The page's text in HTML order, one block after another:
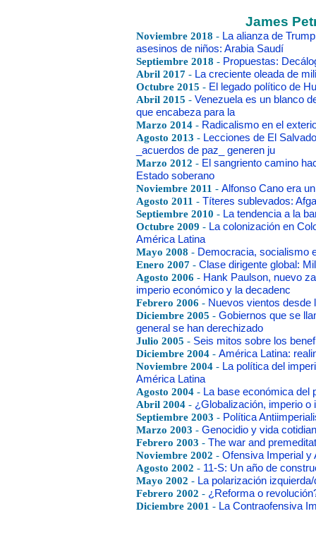
James
Noviembre 2018 - La alianza de
asesinos de niños: Arabia Saudí
Septiembre 2018 - Propuestas:
Abril 2017 - La creciente oleada de
Octubre 2015 - El legado político de
Abril 2015 - Venezuela es un blanco
que encabeza para la
Marzo 2014 - Radicalismo en el
Agosto 2013 - Lecciones de El
_acuerdos de paz_ generen ju
Marzo 2012 - El sangriento camino
Estado soberano
Noviembre 2011 - Alfonso Cano era
Agosto 2011 - Títeres sublevados:
Septiembre 2010 - La tendencia a la
Octubre 2009 - La colonización en
América Latina
Mayo 2008 - Democracia, socialismo
Enero 2007 - Clase dirigente global:
Agosto 2006 - Hank Paulson, nuevo
imperio económico y la decadenc
Febrero 2006 - Nuevos vientos desde
Diciembre 2005 - Gobiernos que se
general se han derechizado
Julio 2005 - Seis mitos sobre los
Diciembre 2004 - América Latina:
Noviembre 2004 - La política del
América Latina
Agosto 2004 - La base económica del
Abril 2004 - ¿Globalización, imperio o
Septiembre 2003 - Política
Marzo 2003 - Genocidio y vida
Febrero 2003 - The war and
Noviembre 2002 - Ofensiva Imperial y
Agosto 2002 - 11-S: Un año de
Mayo 2002 - La polarización
Febrero 2002 - ¿Reforma o
Diciembre 2001 - La Contraofensiva